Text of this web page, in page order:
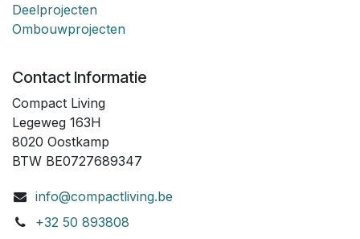
Deelprojecten
Ombouwprojecten
Contact Informatie
Compact Living
Legeweg 163H
8020 Oostkamp
BTW BE0727689347
info@compactliving.be
+32 50 893808